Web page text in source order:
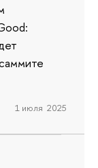
1 июля 2025